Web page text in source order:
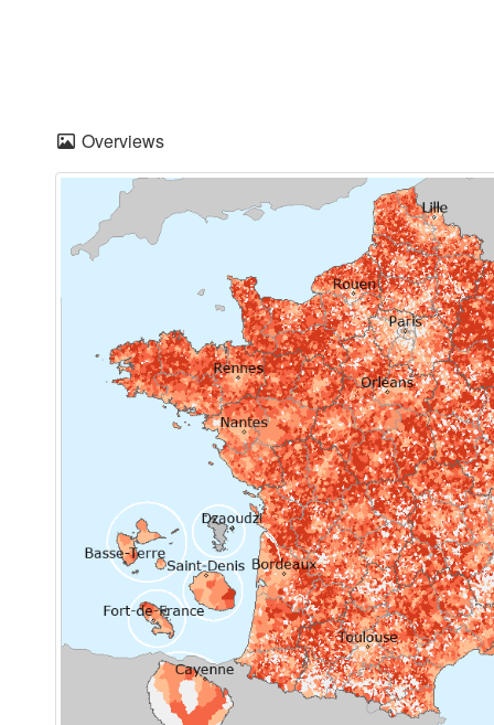
Overviews